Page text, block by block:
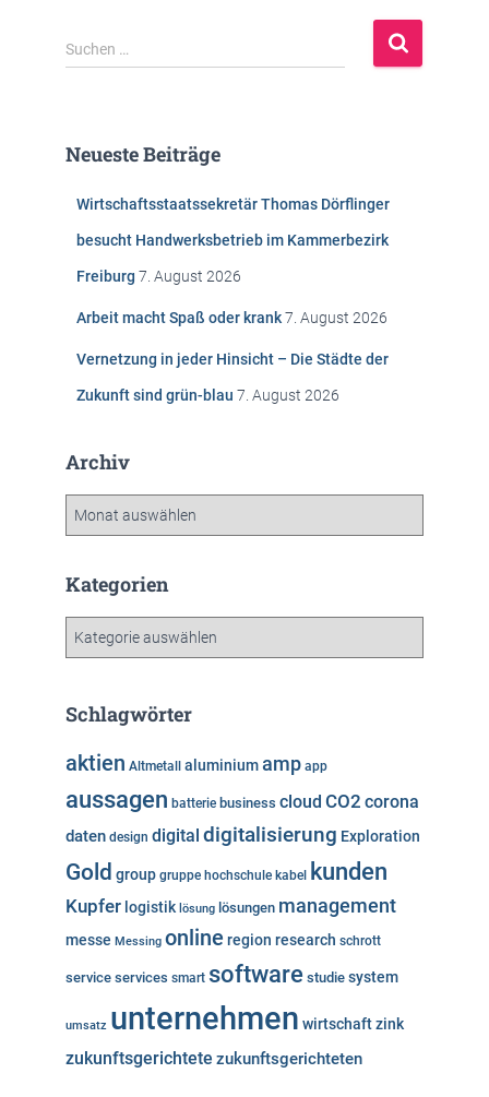
S
u
n
Suchen …
Neueste Beiträge
Wirtschaftsstaatssekretär Thomas Dörflinger
besucht Handwerksbetrieb im Kammerbezirk
Freiburg 7. August 2026
Arbeit macht Spaß oder krank7. August 2026
Vernetzung in jeder Hinsicht – Die Städte der
Zukunft sind grün-blau 7. August 2026
Archiv
h
Kategorien
g
r
i
n
Schlagwörter
aktien Altmetall aluminiumamp app
aussagen batterie business cloud CO2 corona
daten design digital digitalisierung Exploration
Gold group gruppe hochschule kabel kunden
Kupfer logistik lösung lösungen management
messe Messing online region research schrott
service services smart software studie system
umsatz unternehmen wirtschaftzink
zukunftsgerichtete zukunftsgerichteten